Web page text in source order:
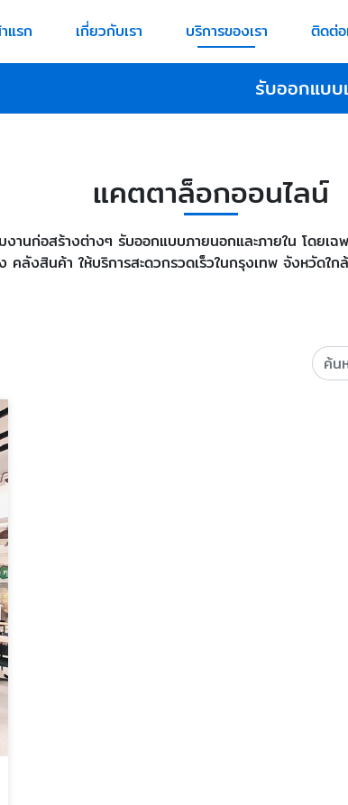
แรก เกี่ยวกับเรา บริการของเรา ติดต่อ
รับออกแบบ
แคตตาล็อกออนไลน์
งานก่อสร้างต่างๆ รับออกแบบภายนอกและภายใน โดยเ
ลังสินค้า ให้บริการสะดวกรวดเร็วในกรุงเทพ จังหวัดใก